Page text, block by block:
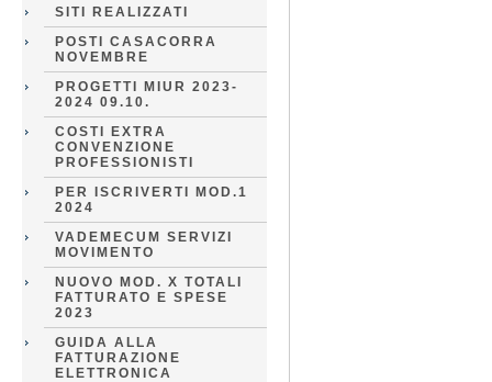
SITI REALIZZATI
POSTI CASACORRA
NOVEMBRE
PROGETTI MIUR 2023-
2024 09.10.
COSTI EXTRA
CONVENZIONE
PROFESSIONISTI
PER ISCRIVERTI MOD.1
2024
VADEMECUM SERVIZI
MOVIMENTO
NUOVO MOD. X TOTALI
FATTURATO E SPESE
2023
GUIDA ALLA
FATTURAZIONE
ELETTRONICA